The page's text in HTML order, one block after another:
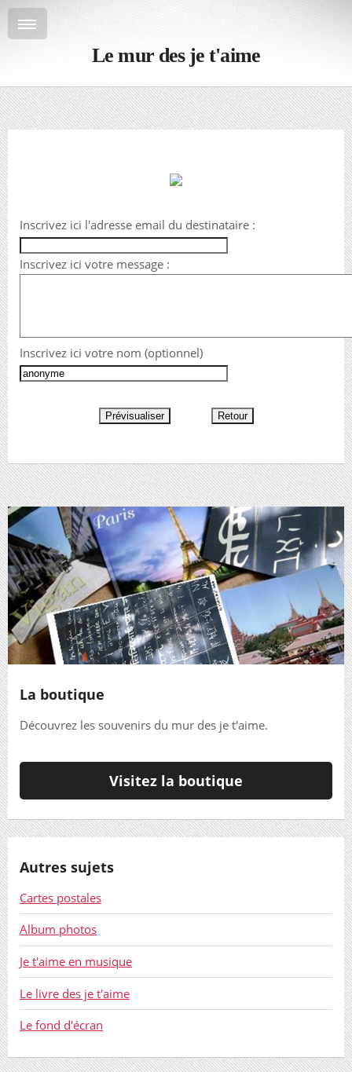
Le mur des je t'aime
Inscrivez ici l'adresse email du destinataire :
Inscrivez ici votre message :
Inscrivez ici votre nom (optionnel)
La boutique
Découvrez les souvenirs du mur des je t'aime.
Visitez la boutique
Autres sujets
Cartes postales
Album photos
Je t'aime en musique
Le livre des je t'aime
Le fond d'écran